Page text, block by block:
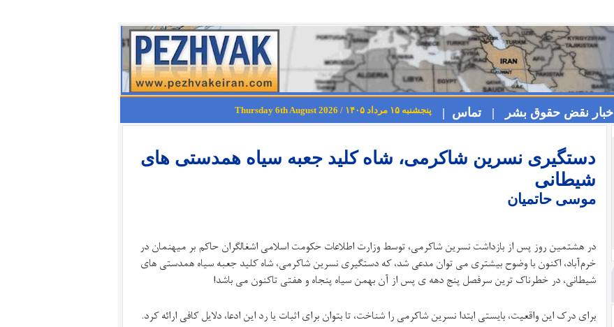
اخبار نقض حقوق بشر | تماس | پنجشنبه ۱۵ مرداد ۱۴۰۵ / Thursday 6th August 2026
دستگیری نسرین شاکرمی، شاه کلید جعبه سیاه همدستی های
شیطانی
موسی حاتمیان
در هشتمین روز پس از بازداشت نسرین شاکرمی، توسط وزارت اطلاعات حکومت اسلامی اشغالگران حاکم بر میهنمان در
خرم‌آباد، اکنون با وضوح بیشتری می توان مدعی شد، که دستگیری نسرین شاکرمی، شاه کلید جعبه سیاه همدستی های
شیطانی، در خطرناک ترین سرفصل پنج دهه ی پس از آن بهمن سیاه پنجاه و هفتی تاکنون می باشد!
برای درک این واقعیت، بایستی ابتدا نسرین شاکرمی را شناخت، تا بتوان برای اثبات یا رد این ادعا، دلایل کافی ارائه کرد.